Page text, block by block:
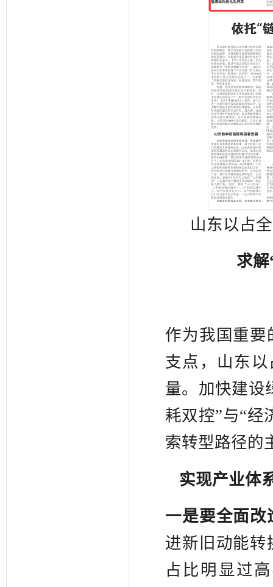
山东以占
求
作为我国重要
支点，山东
量。加快建设
耗双控”与“经
索转型路径的
实现产业体
一是要全面改
进新旧动能转
占比明显过